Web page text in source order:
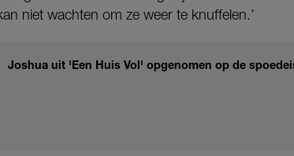
niet wachten om ze weer te knuffelen.’
Joshua uit 'Een Huis Vol' opgenomen op de